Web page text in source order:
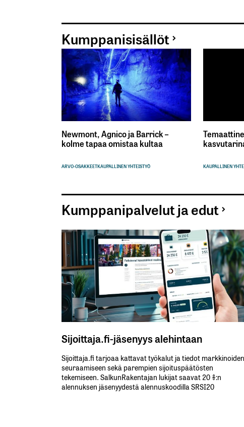
Kumppanisisällöt
Newmont, Agnico ja Barrick –
kolme tapaa omistaa kultaa
ARVO-OSAKKEETKAUPALLINEN YHTEISTYÖ KAUPALLINEN
Kumppanipalvelut ja edut
Sijoittaja.fi-jäsenyys alehintaan
Sijoittaja.fi tarjoaa kattavat työkalut ja tiedot markkinoiden
seuraamiseen sekä parempien sijoituspäätösten
tekemiseen. SalkunRakentajan lukijat saavat 20 %:n
alennuksen jäsenyydestä alennuskoodilla SRSI20